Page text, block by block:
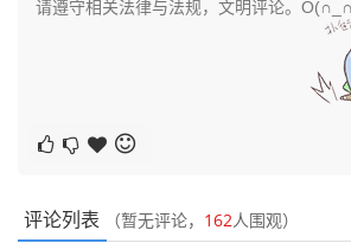
评论列表 （暂无评论， 162人围观）